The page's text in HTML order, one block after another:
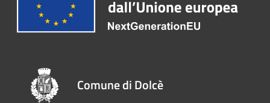
Comune di Dolcè